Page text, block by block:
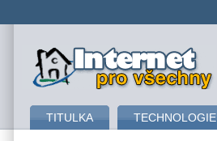
připojení k internetu
TITULKA TECHNOLOGIE